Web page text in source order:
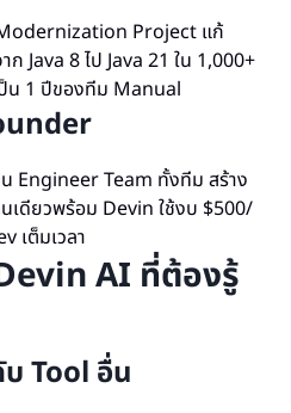
Project แก้
Java 8 ไป Java 21 ใน 1,000+
ป็น 1 ปีของทีม Manual
Engineer Team ทั้งทีม สร้าง
เดียวพร้อม Devin ใช้งบ $500/
เต็มเวลา
AI ที่ต้องรู้
Tool อื่น